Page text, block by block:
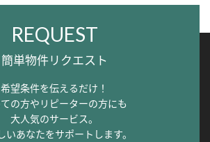
REQUEST
簡単物件リクエスト
希望条件を伝えるだけ！
の方やリピーターの方にも
大人気のサービス。
いあなたをサポートします。